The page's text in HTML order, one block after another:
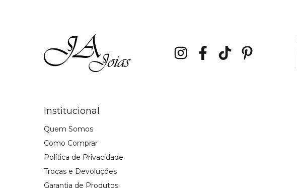
Institucional
Quem Somos
Como Comprar
Política de Privacidade
Trocas e Devoluções
Garantia de Produtos